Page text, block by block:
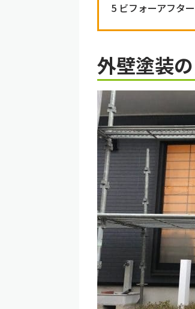
5 ビフォーアフタ
外壁塗装